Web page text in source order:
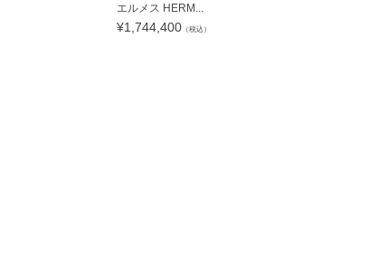
エルメス HERM...
¥1,744,400 （税込）